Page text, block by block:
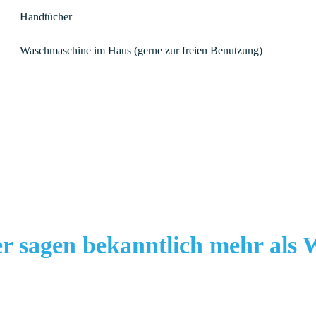
Handtücher
Waschmaschine im Haus (gerne zur freien Benutzung)
sagen bekanntlich mehr als